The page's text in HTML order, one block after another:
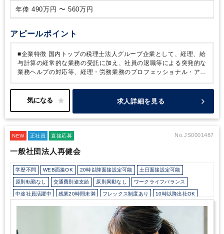
年俸 490万円 〜 560万円
アピールポイント
■企業特徴 国内トップの税理士法人グループ企業として、経理、給
与計算の経常的な業務の受託に加え、社員の退職等による突発的な
業務ヘルプの対応等、経理・労務業務のプロフェッショナル・アシ
険、管理業務をサポートします。高い品質、信頼性、豊富な実務
経験を生かし、お客様の経営課題にお客様の視点で、お客様と一緒
効率化を図る企業が多くなっている中、当社は専門家としての視点
プ会社の公認会計士、税理士、弁護士と協業することにより、専門
合的なサービスの提供が可能となっています。
規模を大きくしたい」「現職よりも働き方を改善したい」「内勤業
務以外にもチャレンジしたい」と考えて転職されてくる方が多く、
他社と比べて業務内容の幅広さ、退職金や産休育休制度など福利厚
生も整っており、働きやすい環境と努力を惜しまずキャリアアッ
プ/ステップアップをしたい方にとってオススメな環境がありま
業務は原則、１社担当制で様々な法人/個人をお任せいたしま
すが、主担当が入力し、チェッカーがダブルチェックをする体制を
求人詳細を見る
NEW 正社員 直接応募 No.JS0001487
一般社団法人再健会
学歴不問 WEB面接OK 20時以降面接設定可能 土日面接設定可能
原則転勤なし 交通費別途支給 原則異動なし ワークライフバランス
中途社員活躍中 残業20時間未満 フレックス制度あり 10時以降出社OK
オフィスカジュアルOK 少人数の職場（所属部門の人数3人以下）
完全週休2日制 年間休日120日以上
総合力（Big４～準大手） 独自サービス 医療に強み